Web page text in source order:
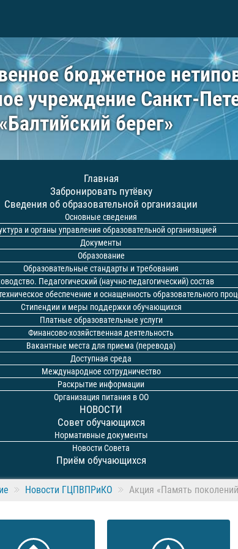
бюджетное
учреждение Санкт-
берег»
Главная
Забронировать путёвку
Сведения об образовательной организации
Основные сведения
и органы управления образовательной организацией
Документы
Образование
Образовательные стандарты и требования
Педагогический (научно-педагогический) состав
обеспечение и оснащенность образовательного
Стипендии и меры поддержки обучающихся
Платные образовательные услуги
Финансово-хозяйственная деятельность
Вакантные места для приема (перевода)
Доступная среда
Международное сотрудничество
Раскрытие информации
Организация питания в ОО
НОВОСТИ
Совет обучающихся
Нормативные документы
Новости Совета
Приём обучающихся
Новости ГЦПВПРиКО Акция «Память